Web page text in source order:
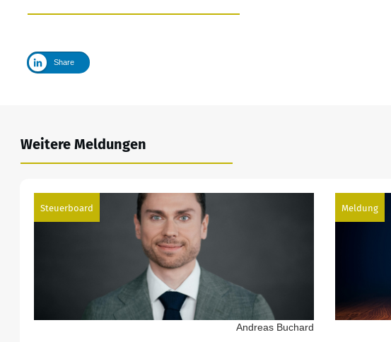
Share
Weitere Meldungen
Steuerboard
Andreas Buchard
Meldung